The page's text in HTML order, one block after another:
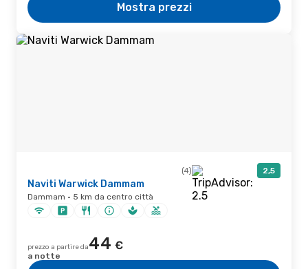
Mostra prezzi
(4) 2,5
Naviti Warwick Dammam
Dammam · 5 km da centro città
prezzo a partire da44 €
a notte